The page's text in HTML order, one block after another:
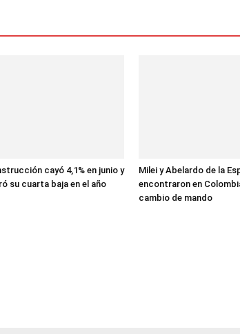
cayó 4,1% en junio y
su cuarta baja en el año
Milei y Abelardo de la
encontraron en
cambio de mando